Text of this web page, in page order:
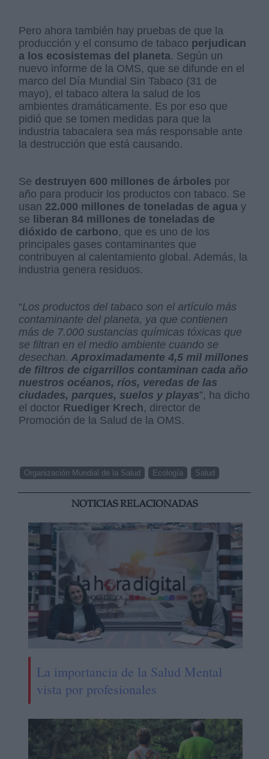
Pero ahora también hay pruebas de que la
producción y el consumo de tabaco perjudican
a los ecosistemas del planeta. Según un
nuevo informe de la OMS, que se difunde en el
marco del Día Mundial Sin Tabaco (31 de
mayo), el tabaco altera la salud de los
ambientes dramáticamente. Es por eso que
pidió que se tomen medidas para que la
industria tabacalera sea más responsable ante
la destrucción que está causando.
Se destruyen 600 millones de árboles por
año para producir los productos con tabaco. Se
usan 22.000 millones de toneladas de agua y
se liberan 84 millones de toneladas de
dióxido de carbono, que es uno de los
principales gases contaminantes que
contribuyen al calentamiento global. Además, la
industria genera residuos.
“Los productos del tabaco son el artículo más
contaminante del planeta, ya que contienen
más de 7.000 sustancias químicas tóxicas que
se filtran en el medio ambiente cuando se
desechan. Aproximadamente 4,5 mil millones
de filtros de cigarrillos contaminan cada año
nuestros océanos, ríos, veredas de las
ciudades, parques, suelos y playas”, ha dicho
el doctor Ruediger Krech, director de
Promoción de la Salud de la OMS.
Organización Mundial de la Salud Ecología Salud
NOTICIAS RELACIONADAS
La importancia de la Salud Mental
vista por profesionales